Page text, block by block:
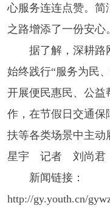
心服务连连点赞。简
之路增添了一份安心。
据了解，深耕路
始终践行“服务为民
开展便民惠民、公益
作，在节假日交通保
扶等各类场景中主
星宇 记者 刘尚君
新闻链接：
http://gy.youth.cn/